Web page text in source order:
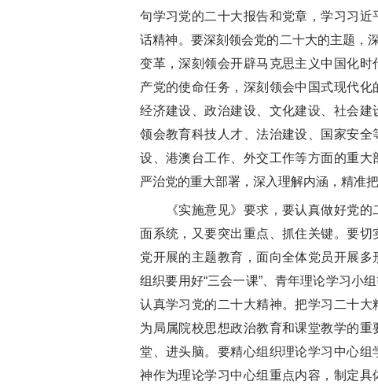
句学习党的二十大报告和党章，学习习
话精神。要深刻领会党的二十大的主题，
变革，深刻领会开辟马克思主义中国化
产党的使命任务，深刻领会中国式现代
经济建设、政治建设、文化建设、社会
领会教育科技人才、法治建设、国家安
设、港澳台工作、外交工作等方面的重
严治党的重大部署，深入理解内涵，精准
《实施意见》要求，要认真做好党的
面系统，又要突出重点、抓住关键。要
党开展的主题教育，面向全体党员开展
组织要用好“三会一课”、青年理论学习小
认真学习党的二十大精神。把学习二十
为局属院校思想政治教育和课堂教学的
堂、进头脑。要精心组织理论学习中心
神作为理论学习中心组重点内容，制定